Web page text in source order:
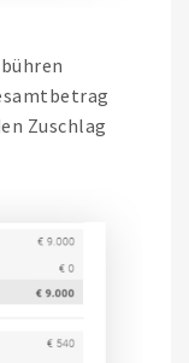
Zuschlag